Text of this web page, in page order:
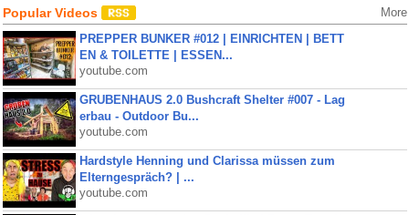
Popular Videos More
PREPPER BUNKER #012 | EINRICHTEN | BETT
EN & TOILETTE | ESSEN...
youtube.com
GRUBENHAUS 2.0 Bushcraft Shelter #007 - Lag
erbau - Outdoor Bu...
youtube.com
Hardstyle Henning und Clarissa müssen zum
Elterngespräch? | ...
youtube.com